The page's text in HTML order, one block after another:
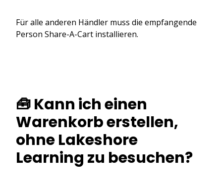
Für alle anderen Händler muss die empfangende
Person Share-A-Cart installieren.
🧰 Kann ich einen
Warenkorb erstellen,
ohne Lakeshore
Learning zu besuchen?